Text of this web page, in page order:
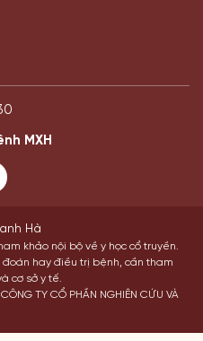
MXH
Hà
khảo nội bộ về y học cổ truyền.
đoán hay điều trị bệnh, cần tham
cơ sở y tế.
TY CỔ PHẦN NGHIÊN CỨU VÀ